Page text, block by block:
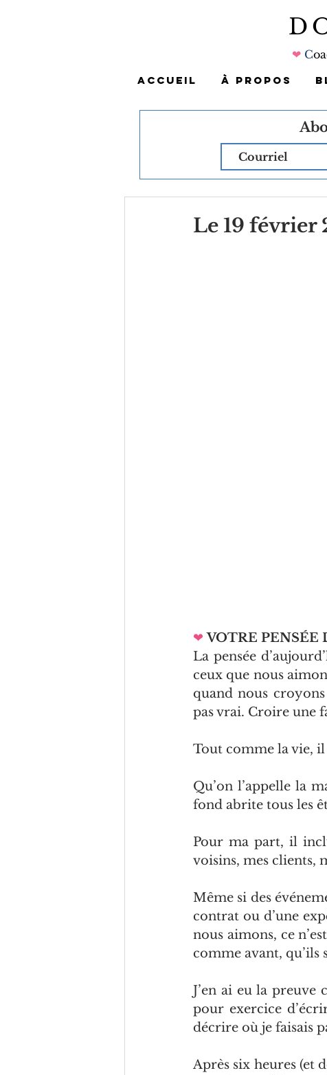
❤C
ACCUEIL À PROPOS
Le 19 février
❤ VOTRE PENSÉE
La pensée
ceux que nous
quand nous
pas vrai. Croire une
Tout comme la vie,
Qu’on l’appelle la
fond abrite tous les
Pour ma part, il
voisins, mes clients,
Même si des
contrat ou d’une
nous aimons, ce
comme avant, qu’ils
J’en ai eu la preuve
pour exercice
décrire où je faisais
Après six heures (et